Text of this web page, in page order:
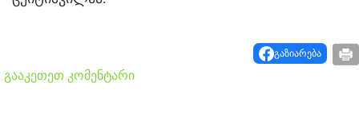
გაზიარება
გააკეთეთ კომენტარი